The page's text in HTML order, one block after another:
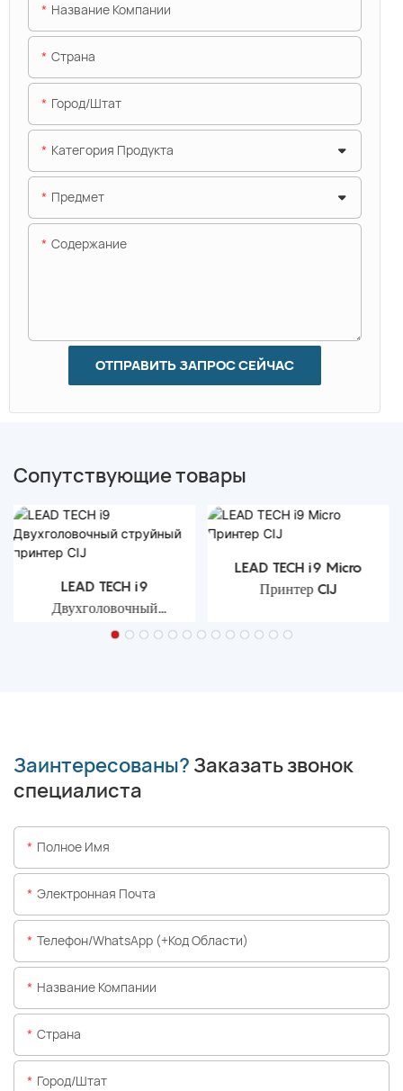
Название Компании
Страна
Город/штат
Категория Продукта
Предмет
Содержание
ОТПРАВИТЬ ЗАПРОС СЕЙЧАС
Сопутствующие товары
LEAD TECH i9
Двухголовочный
струйный принтер CIJ
LEAD TECH i9 Micro
Принтер CIJ
Заинтересованы? Заказать звонок
специалиста
Полное Имя
Электронная Почта
Телефон/WhatsApp (+код Области)
Название Компании
Страна
Город/штат